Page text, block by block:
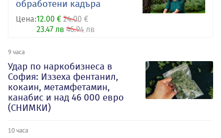
обработени кадъра
Цена:12.00 € 24.00 €
23.47 лв 46.94 лв
9 часа
Удар по наркобизнеса в
София: Иззеха фентанил,
кокаин, метамфетамин,
канабис и над 46 000 евро
(СНИМКИ)
10 часа